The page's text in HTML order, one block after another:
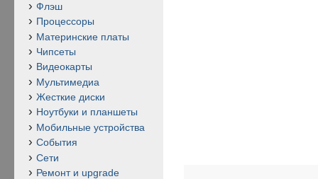
Флэш
Процессоры
Материнские платы
Чипсеты
Видеокарты
Мультимедиа
Жесткие диски
Ноутбуки и планшеты
Мобильные устройства
События
Сети
Ремонт и upgrade